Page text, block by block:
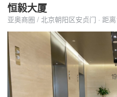
恒毅大厦
亚奥商圈 / 北京朝阳区安贞门 · 距